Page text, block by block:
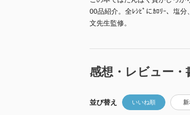
00品紹介。全ﾚｼﾋﾟにｶﾛﾘｰ、塩
文先生監修。
感想・レビュー・
並び替え いいね順